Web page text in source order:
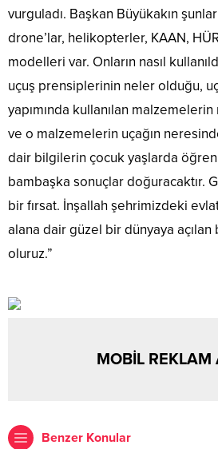
vurguladı. Başkan Büyükakın
drone’lar, helikopterler, KAAN,
modelleri var. Onların nasıl
uçuş prensiplerinin neler olduğu,
yapımında kullanılan malzemelerin
ve o malzemelerin uçağın
dair bilgilerin çocuk yaşlarda
bambaşka sonuçlar doğuracaktır.
bir fırsat. İnşallah şehrimizdeki
alana dair güzel bir dünyaya açılan
oluruz.”
MOBİL REKLAM
Benzer Konular